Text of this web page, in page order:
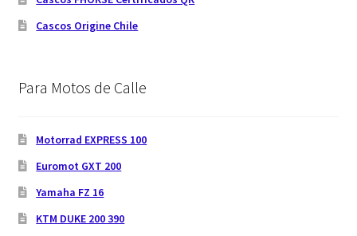
Cascos Origine Chile
Para Motos de Calle
Motorrad EXPRESS 100
Euromot GXT 200
Yamaha FZ 16
KTM DUKE 200 390